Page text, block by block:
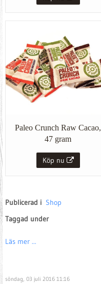
Paleo Crunch Raw Cacao,
47 gram
Köp nu
Publicerad i Shop
Taggad under
Läs mer ...
söndag, 03 juli 2016 11:16